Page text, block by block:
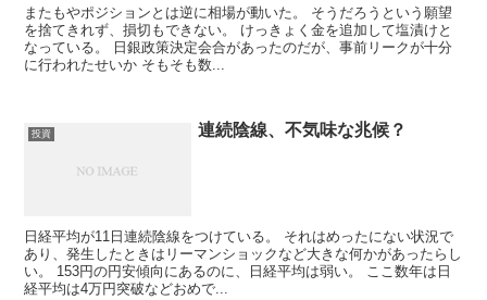
またもやポジションとは逆に相場が動いた。 そうだろうという願望
を捨てきれず、損切もできない。 けっきょく金を追加して塩漬けと
なっている。 日銀政策決定会合があったのだが、事前リークが十分
に行われたせいか そもそも数...
投資 連続陰線、不気味な兆候？
日経平均が11日連続陰線をつけている。 それはめったにない状況で
あり、発生したときはリーマンショックなど大きな何かがあったらし
い。 153円の円安傾向にあるのに、日経平均は弱い。 ここ数年は日
経平均は4万円突破などおめで...